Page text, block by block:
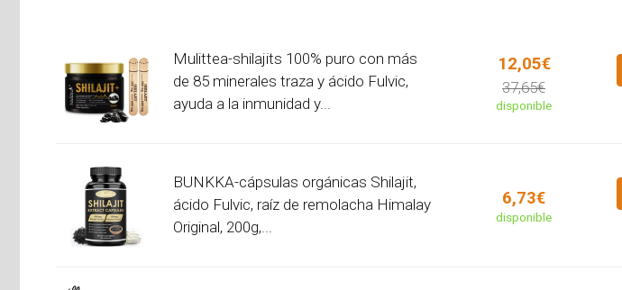
Mulittea-shilajits 100% puro con más
de 85 minerales traza y ácido Fulvic,
ayuda a la inmunidad y...
12,05€
37,65€
disponible
BUNKKA-cápsulas orgánicas Shilajit,
ácido Fulvic, raíz de remolacha Himalay
Original, 200g,...
6,73€
disponible